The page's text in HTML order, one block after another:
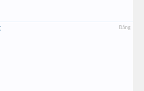
Đăng